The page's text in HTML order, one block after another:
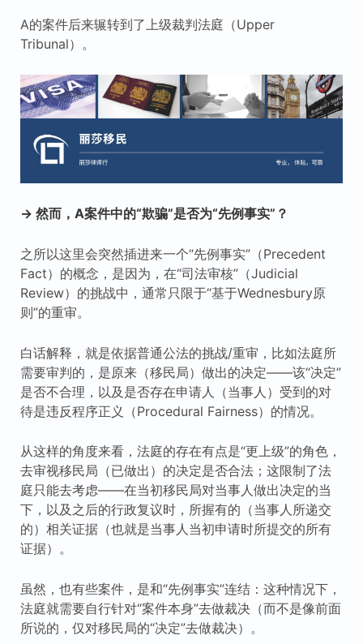
A的案件后来辗转到了上级裁判法庭（Upper
Tribunal）。
→ 然而，A案件中的“欺骗”是否为“先例事实”？
之所以这里会突然插进来一个“先例事实”（Precedent
Fact）的概念，是因为，在“司法审核”（Judicial
Review）的挑战中，通常只限于“基于Wednesbury原
则”的重审。
白话解释，就是依据普通公法的挑战/重审，比如法庭所
需要审判的，是原来（移民局）做出的决定——该“决定”
是否不合理，以及是否存在申请人（当事人）受到的对
待是违反程序正义（Procedural Fairness）的情况。
从这样的角度来看，法庭的存在有点是“更上级”的角色，
去审视移民局（已做出）的决定是否合法；这限制了法
庭只能去考虑——在当初移民局对当事人做出决定的当
下，以及之后的行政复议时，所握有的（当事人所递交
的）相关证据（也就是当事人当初申请时所提交的所有
证据）。
虽然，也有些案件，是和“先例事实”连结：这种情况下，
法庭就需要自行针对“案件本身”去做裁决（而不是像前面
所说的，仅对移民局的“决定”去做裁决）。